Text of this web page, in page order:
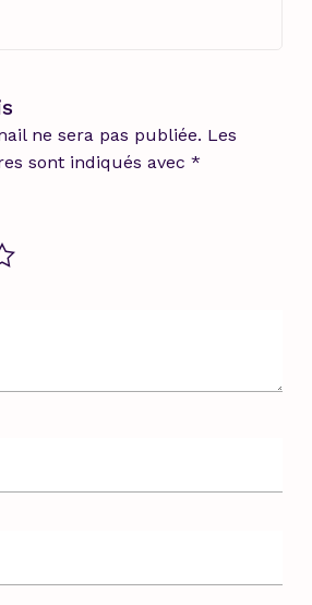
ne sera pas publiée. Les
sont indiqués avec *